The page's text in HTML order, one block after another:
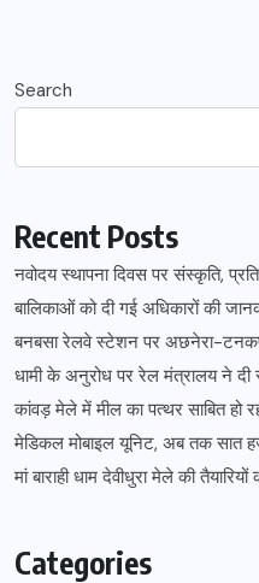
Search
Recent Posts
नवोदय स्थापना दिवस पर संस्कृति,
बालिकाओं को दी गई अधिकारों की
बनबसा रेलवे स्टेशन पर अछनेरा-
धामी के अनुरोध पर रेल मंत्रालय ने दी
कांवड़ मेले में मील का पत्थर साबित हो
मेडिकल मोबाइल यूनिट, अब तक सात
मां बाराही धाम देवीधुरा मेले की
Categories